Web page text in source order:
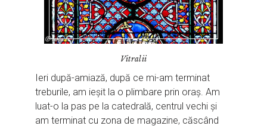
Vitralii
Ieri după-amiază, după ce mi-am terminat
treburile, am ieșit la o plimbare prin oraș. Am
luat-o la pas pe la catedrală, centrul vechi și
am terminat cu zona de magazine, căscând